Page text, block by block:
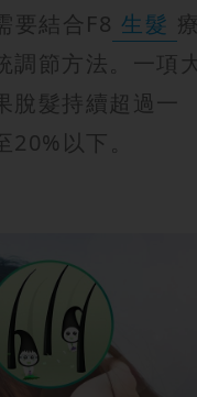
要結合F8 生髮
調節方法。一項
脫髮持續超過一
以下。